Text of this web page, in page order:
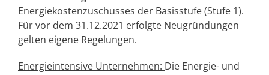
Energiekostenzuschusses der Basisstufe (Stufe 1).
Für vor dem 31.12.2021 erfolgte Neugründungen
gelten eigene Regelungen.
Energieintensive Unternehmen: Die Energie- und